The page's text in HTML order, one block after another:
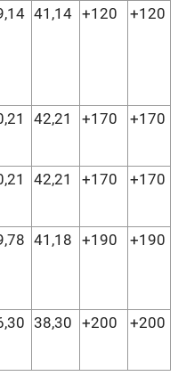
41,14 +120 +120
42,21 +170 +170
42,21 +170 +170
41,18 +190 +190
38,30 +200 +200